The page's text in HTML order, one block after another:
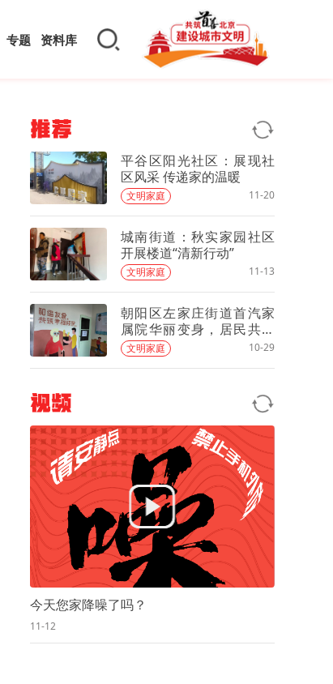
专题 资料库
推荐
平谷区阳光社区：展现社
区风采 传递家的温暖
文明家庭 11-20
城南街道：秋实家园社区
开展楼道“清新行动”
文明家庭 11-13
朝阳区左家庄街道首汽家
属院华丽变身，居民共治
打造全景楼院新风貌
文明家庭 10-29
视频
今天您家降噪了吗？
11-12